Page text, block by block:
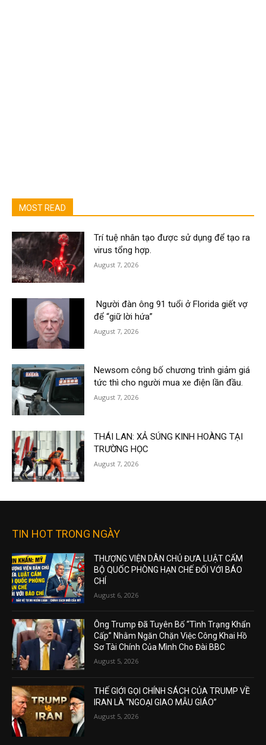
MOST READ
Trí tuệ nhân tạo được sử dụng để tạo ra
virus tổng hợp.
August 7, 2026
Người đàn ông 91 tuổi ở Florida giết vợ
để “giữ lời hứa”
August 7, 2026
Newsom công bố chương trình giảm giá
tức thì cho người mua xe điện lần đầu.
August 7, 2026
THÁI LAN: XẢ SÚNG KINH HOÀNG TẠI
TRƯỜNG HỌC
August 7, 2026
TIN HOT TRONG NGÀY
THƯỢNG VIỆN DÂN CHỦ ĐƯA LUẬT CẤM
BỘ QUỐC PHÒNG HẠN CHẾ ĐỐI VỚI BÁO
CHÍ
August 6, 2026
Ông Trump Đã Tuyên Bố “Tình Trạng Khẩn
Cấp” Nhằm Ngăn Chặn Việc Công Khai Hồ
Sơ Tài Chính Của Mình Cho Đài BBC
August 5, 2026
THẾ GIỚI GỌI CHÍNH SÁCH CỦA TRUMP VỀ
IRAN LÀ “NGOẠI GIAO MẪU GIÁO”
August 5, 2026